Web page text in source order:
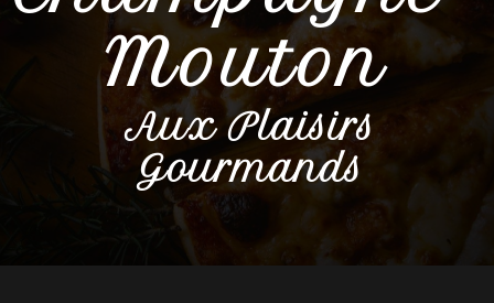
Mouton
Aux Plaisirs
Gourmands